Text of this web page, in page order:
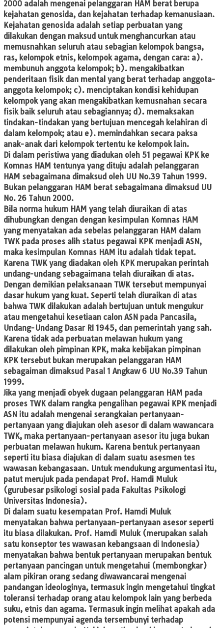
2000 adalah mengenai pelanggaran HAM berat berupa
kejahatan genosida, dan kejahatan terhadap kemanusiaan.
Kejahatan genosida adalah setiap perbuatan yang
dilakukan dengan maksud untuk menghancurkan atau
memusnahkan seluruh atau sebagian kelompok bangsa,
ras, kelompok etnis, kelompok agama, dengan cara: a).
membunuh anggota kelompok; b). mengakibatkan
penderitaan fisik dan mental yang berat terhadap anggota-
anggota kelompok; c). menciptakan kondisi kehidupan
kelompok yang akan mengakibatkan kemusnahan secara
fisik baik seluruh atau sebagiannya; d). memaksakan
tindakan-tindakan yang bertujuan mencegah kelahiran di
dalam kelompok; atau e). memindahkan secara paksa
anak-anak dari kelompok tertentu ke kelompok lain.
Di dalam peristiwa yang diadukan oleh 51 pegawai KPK ke
Komnas HAM tentunya yang dituju adalah pelanggaran
HAM sebagaimana dimaksud oleh UU No.39 Tahun 1999.
Bukan pelanggaran HAM berat sebagaimana dimaksud UU
No. 26 Tahun 2000.
Bila norma hukum HAM yang telah diuraikan di atas
dihubungkan dengan dengan kesimpulan Komnas HAM
yang menyatakan ada sebelas pelanggaran HAM dalam
TWK pada proses alih status pegawai KPK menjadi ASN,
maka kesimpulan Komnas HAM itu adalah tidak tepat.
Karena TWK yang diadakan oleh KPK merupakan perintah
undang-undang sebagaimana telah diuraikan di atas.
Dengan demikian pelaksanaan TWK tersebut mempunyai
dasar hukum yang kuat. Seperti telah diuraikan di atas
bahwa TWK dilakukan adalah bertujuan untuk mengukur
atau mengetahui kesetiaan calon ASN pada Pancasila,
Undang-Undang Dasar RI 1945, dan pemerintah yang sah.
Karena tidak ada perbuatan melawan hukum yang
dilakukan oleh pimpinan KPK, maka kebijakan pimpinan
KPK tersebut bukan merupakan pelanggaran HAM
sebagaiman dimaksud Pasal 1 Angkaw 6 UU No.39 Tahun
1999.
Jika yang menjadi obyek dugaan pelanggaran HAM pada
proses TWK dalam rangka pengalihan pegawai KPK menjadi
ASN itu adalah mengenai serangkaian pertanyaan-
pertanyaan yang diajukan oleh asesor di dalam wawancara
TWK, maka pertanyaan-pertanyaan asesor itu juga bukan
perbuatan melawan hukum. Karena bentuk pertanyaan
seperti itu biasa diajukan di dalam suatu asesmen tes
wawasan kebangasaan. Untuk mendukung argumentasi itu,
patut merujuk pada pendapat Prof. Hamdi Muluk
(gurubesar psikologi sosial pada Fakultas Psikologi
Universitas Indonesia).
Di dalam suatu kesempatan Prof. Hamdi Muluk
menyatakan bahwa pertanyaan-pertanyaan asesor seperti
itu biasa dilakukan. Prof. Hamdi Muluk (merupakan salah
satu konseptor tes wawasan kebangsaan di Indonesia)
menyatakan bahwa bentuk pertanyaan merupakan bentuk
pertanyaan pancingan untuk mengetahui (membongkar)
alam pikiran orang sedang diwawancarai mengenai
pandangan ideologinya, termasuk ingin mengetahui tingkat
toleransi terhadap orang atau kelompok lain yang berbeda
suku, etnis dan agama. Termasuk ingin melihat apakah ada
potensi mempunyai agenda tersembunyi terhadap